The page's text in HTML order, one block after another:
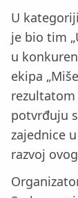
U
je bio tim
u
ekipa
rezultatom
potvrđuju
zajednice
razvoj